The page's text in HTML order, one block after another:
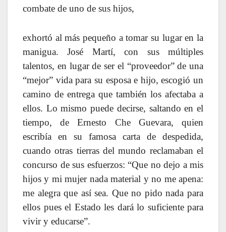
combate de uno de sus hijos,
exhortó al más pequeño a tomar su lugar en la
manigua. José Martí, con sus múltiples
talentos, en lugar de ser el “proveedor” de una
“mejor” vida para su esposa e hijo, escogió un
camino de entrega que también los afectaba a
ellos. Lo mismo puede decirse, saltando en el
tiempo, de Ernesto Che Guevara, quien
escribía en su famosa carta de despedida,
cuando otras tierras del mundo reclamaban el
concurso de sus esfuerzos: “Que no dejo a mis
hijos y mi mujer nada material y no me apena:
me alegra que así sea. Que no pido nada para
ellos pues el Estado les dará lo suficiente para
vivir y educarse”.